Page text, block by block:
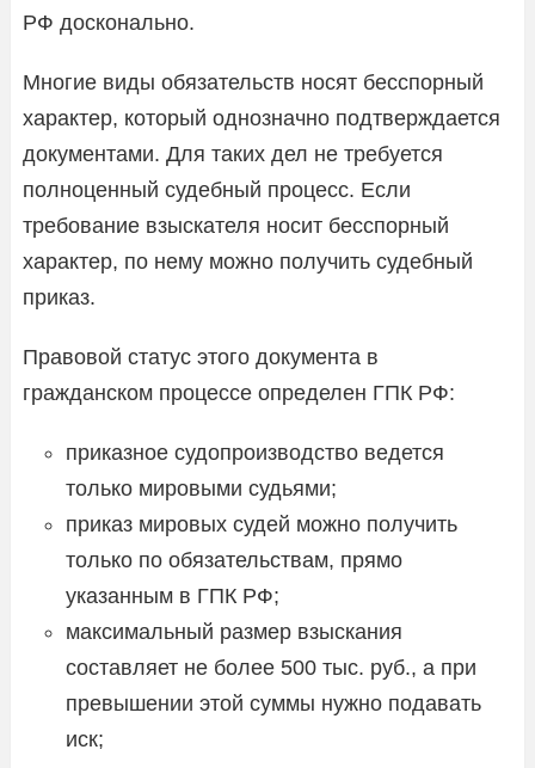
РФ досконально.
Многие виды обязательств носят бесспорный
характер, который однозначно подтверждается
документами. Для таких дел не требуется
полноценный судебный процесс. Если
требование взыскателя носит бесспорный
характер, по нему можно получить судебный
приказ.
Правовой статус этого документа в
гражданском процессе определен ГПК РФ:
приказное судопроизводство ведется
только мировыми судьями;
приказ мировых судей можно получить
только по обязательствам, прямо
указанным в ГПК РФ;
максимальный размер взыскания
составляет не более 500 тыс. руб., а при
превышении этой суммы нужно подавать
иск;